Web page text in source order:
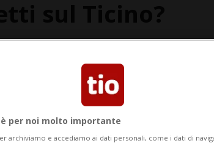
per le residenze
per noi molto importante
archiviamo e accediamo ai dati personali, come i dati di